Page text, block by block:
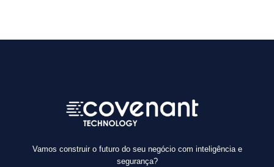
Vamos construir o futuro do seu negócio com inteligência e
segurança?